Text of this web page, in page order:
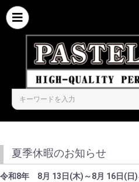
夏季休暇のお知らせ
令和8年 8月 13日(木)～8月 16日(日)